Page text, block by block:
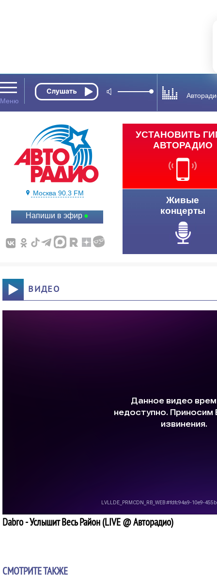
Москва 90.3 FM
Напиши в эфир
УСТАНОВИТЬ
АВТОРАДИО
Живые
концерты
ВИДЕО
Dabro - Услышит Весь Район (LIVE @ Авторадио)
СМОТРИТЕ ТАКЖЕ